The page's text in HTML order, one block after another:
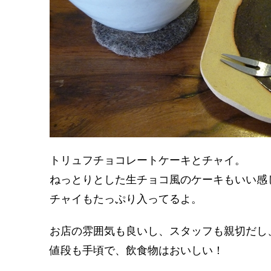
トリュフチョコレートケーキとチャイ。
ねっとりとした生チョコ風のケーキもいい感
チャイもたっぷり入ってるよ。
お店の雰囲気も良いし、スタッフも親切だし
値段も手頃で、飲食物はおいしい！